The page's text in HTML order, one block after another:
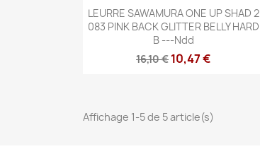
Aperçu rapide
LEURRE SAWAMURA ONE UP SHAD 2
083 PINK BACK GLITTER BELLY HARD
B ---ndd
16,10 € 10,47 €
Affichage 1-5 de 5 article(s)